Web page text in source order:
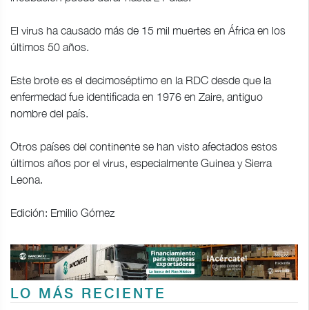
El virus ha causado más de 15 mil muertes en África en los
últimos 50 años.
Este brote es el decimoséptimo en la RDC desde que la
enfermedad fue identificada en 1976 en Zaire, antiguo
nombre del país.
Otros países del continente se han visto afectados estos
últimos años por el virus, especialmente Guinea y Sierra
Leona.
Edición: Emilio Gómez
LO MÁS RECIENTE